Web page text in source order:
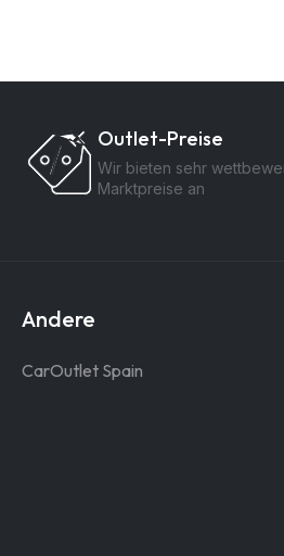
Outlet-Preise
Wir bieten sehr
Marktpreise an
Andere
CarOutlet Spain